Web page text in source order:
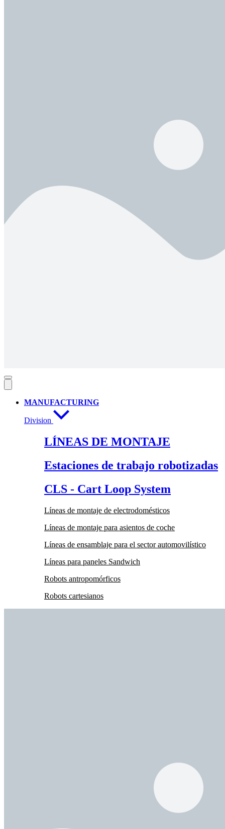
MANUFACTURING
Division
LÍNEAS DE MONTAJE
Estaciones de trabajo robotizadas
CLS - Cart Loop System
Líneas de montaje de electrodomésticos
Líneas de montaje para asientos de coche
Líneas de ensamblaje para el sector automovilístico
Líneas para paneles Sandwich
Robots antropomórficos
Robots cartesianos